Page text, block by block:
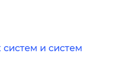
и систем